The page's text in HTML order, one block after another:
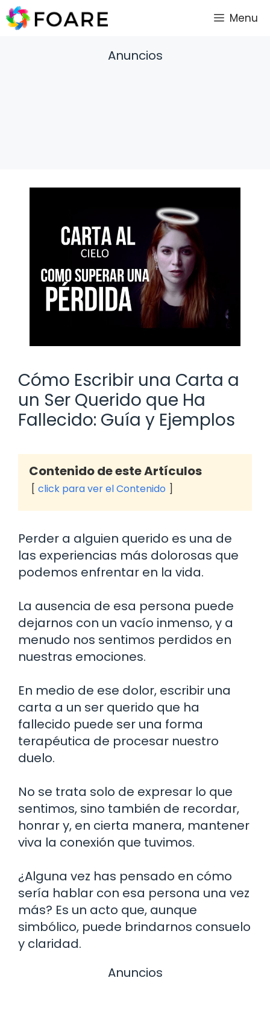
Saltar
al
Menu
Anuncios
Cómo Escribir una Carta a
un Ser Querido que Ha
Fallecido: Guía y Ejemplos
Contenido de este Artículos
click para ver el Contenido
Perder a alguien querido es una de
las experiencias más dolorosas que
podemos enfrentar en la vida.
La ausencia de esa persona puede
dejarnos con un vacío inmenso, y a
menudo nos sentimos perdidos en
nuestras emociones.
En medio de ese dolor, escribir una
carta a un ser querido que ha
fallecido puede ser una forma
terapéutica de procesar nuestro
duelo.
No se trata solo de expresar lo que
sentimos, sino también de recordar,
honrar y, en cierta manera, mantener
viva la conexión que tuvimos.
¿Alguna vez has pensado en cómo
sería hablar con esa persona una vez
más? Es un acto que, aunque
simbólico, puede brindarnos consuelo
y claridad.
Anuncios